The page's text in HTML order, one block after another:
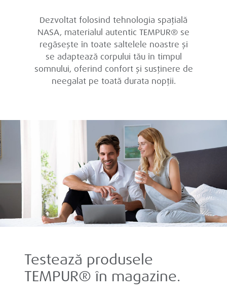
Dezvoltat folosind tehnologia spațială
NASA, materialul autentic TEMPUR® se
regăsește în toate saltelele noastre și
se adaptează corpului tău în timpul
somnului, oferind confort și susținere de
neegalat pe toată durata nopții.
Testează produsele
TEMPUR® în magazine.